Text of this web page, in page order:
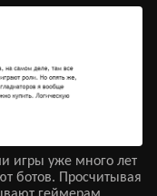
игры уже много лет
ботов. Просчитывая